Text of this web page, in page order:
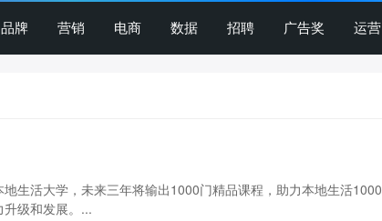
品牌 营销 电商 数据 招聘 广告奖 运营
生活大学，未来三年将输出1000门精品课程，助力本地生活1000
级和发展。...